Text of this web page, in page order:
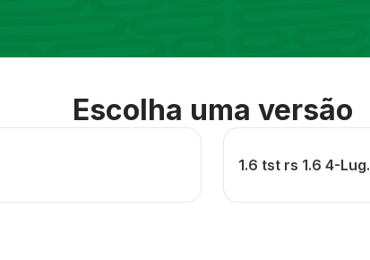
Escolha uma versão
1.6 tst rs 1.6 4-Lug.